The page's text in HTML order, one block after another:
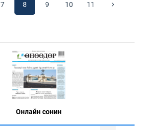
7 8 9 10 11
Онлaйн сонин